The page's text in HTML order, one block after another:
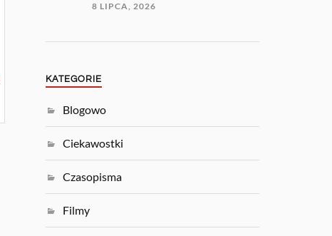
8 LIPCA, 2026
KATEGORIE
Blogowo
Ciekawostki
Czasopisma
Filmy